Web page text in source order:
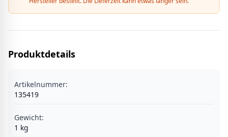
Produktdetails
Artikelnummer:
135419
Gewicht:
1 kg